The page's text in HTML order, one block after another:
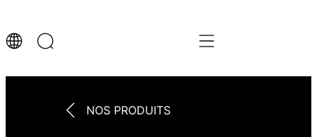
NOS PRODUITS